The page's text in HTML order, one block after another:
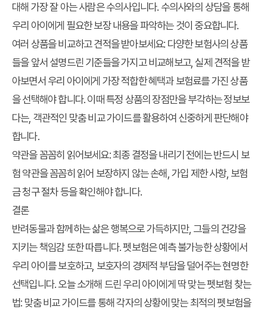
대해 가장 잘 아는 사람은 수의사입니다. 수의사와의 상담을 통해
우리 아이에게 필요한 보장 내용을 파악하는 것이 중요합니다.
여러 상품을 비교하고 견적을 받아보세요: 다양한 보험사의 상품
들을 앞서 설명드린 기준들을 가지고 비교해보고, 실제 견적을 받
아보면서 우리 아이에게 가장 적합한 혜택과 보험료를 가진 상품
을 선택해야 합니다. 이때 특정 상품의 장점만을 부각하는 정보보
다는, 객관적인 맞춤 비교 가이드를 활용하여 신중하게 판단해야
합니다.
약관을 꼼꼼히 읽어보세요:최종 결정을 내리기 전에는 반드시 보
험 약관을 꼼꼼히 읽어 보장하지 않는 손해, 가입 제한 사항, 보험
금 청구 절차 등을 확인해야 합니다.
결론
반려동물과 함께하는 삶은 행복으로 가득하지만, 그들의 건강을
지키는 책임감 또한 따릅니다. 펫보험은 예측 불가능한 상황에서
우리 아이를 보호하고, 보호자의 경제적 부담을 덜어주는 현명한
선택입니다. 오늘 소개해 드린우리 아이에게 딱 맞는 펫보험 찾는
법: 맞춤 비교 가이드를 통해 각자의 상황에 맞는 최적의 펫보험을